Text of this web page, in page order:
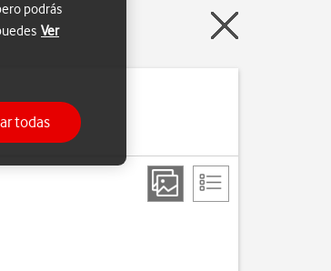
cambias
podrás
Ver
todas